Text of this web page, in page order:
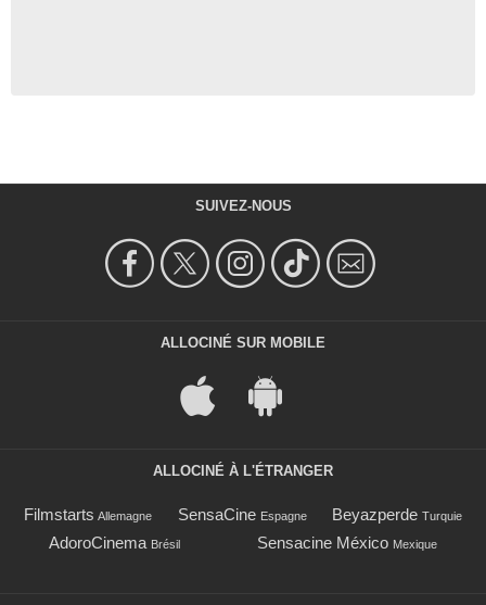
SUIVEZ-NOUS
ALLOCINÉ SUR MOBILE
ALLOCINÉ À L'ÉTRANGER
Filmstarts Allemagne SensaCine Espagne Beyazperde Turquie
AdoroCinema Brésil Sensacine México Mexique